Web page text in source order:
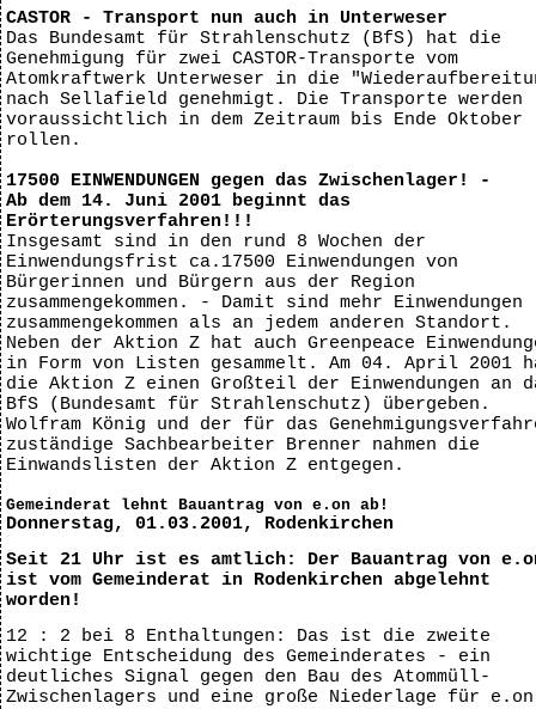
CASTOR - Transport nun auch in Unterweser
Das Bundesamt für Strahlenschutz (BfS) hat die
Genehmigung für zwei CASTOR-Transporte vom
Atomkraftwerk Unterweser in die
nach Sellafield genehmigt. Die Transporte werden
voraussichtlich in dem Zeitraum bis Ende Oktober
rollen.
17500 EINWENDUNGEN gegen das Zwischenlager! -
Ab dem 14. Juni 2001 beginnt das
Erörterungsverfahren!!!
Insgesamt sind in den rund 8 Wochen der
Einwendungsfrist ca.17500 Einwendungen von
Bürgerinnen und Bürgern aus der Region
zusammengekommen. - Damit sind mehr Einwendungen
zusammengekommen als an jedem anderen Standort.
Neben der Aktion Z hat auch Greenpeace
in Form von Listen gesammelt. Am 04. April 2001
die Aktion Z einen Großteil der Einwendungen an
BfS (Bundesamt für Strahlenschutz) übergeben.
Wolfram König und der für das
zuständige Sachbearbeiter Brenner nahmen die
Einwandslisten der Aktion Z entgegen.
Gemeinderat lehnt Bauantrag von e.on ab!
Donnerstag, 01.03.2001, Rodenkirchen
Seit 21 Uhr ist es amtlich: Der Bauantrag von
ist vom Gemeinderat in Rodenkirchen abgelehnt
worden!
12 : 2 bei 8 Enthaltungen: Das ist die zweite
wichtige Entscheidung des Gemeinderates - ein
deutliches Signal gegen den Bau des Atommüll-
Zwischenlagers und eine große Niederlage für